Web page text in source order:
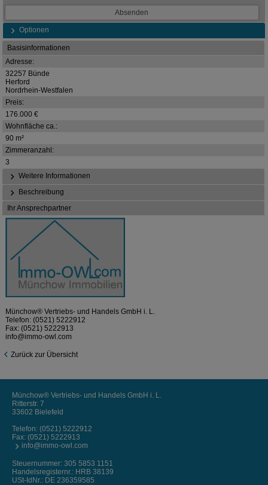
Optionen
Basisinformationen
Adresse:
32257 Bünde
Herford
Nordrhein-Westfalen
Preis:
176.000 €
Wohnfläche ca.:
90 m²
Zimmeranzahl:
3
Weitere Informationen
Beschreibung
Ihr Ansprechpartner
Münchow® Vertriebs- und Handels GmbH i. L.
Telefon: (0521) 5222912
Fax: (0521) 5222913
info@immo-owl.com
Zurück zur Übersicht
Münchow® Vertriebs- und Handels GmbH i. L.
Ritterstr. 7
33602 Bielefeld
Telefon: (0521) 5222912
Fax: (0521) 5222913
info@immo-owl.com
Steuernummer: 305 5853 1151
Handelsregisternr.: HRB 38139
USt-IdNr.: DE 236359585